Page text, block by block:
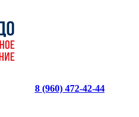
8 (960) 472-42-44